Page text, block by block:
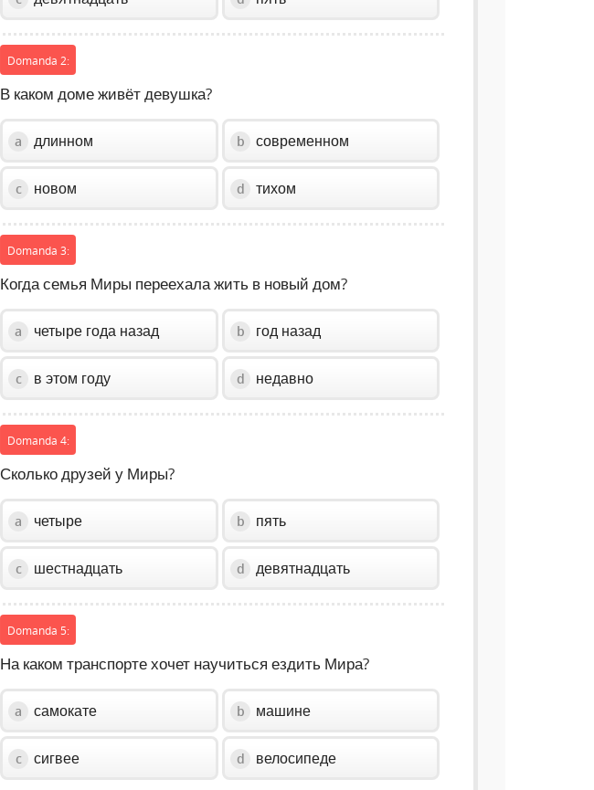
Domanda 2:
В каком доме живёт девушка?
a длинном b современном
c новом d тихом
Domanda 3:
Когда семья Миры переехала жить в новый дом?
a четыре года назад b год назад
c в этом году d недавно
Domanda 4:
Сколько друзей у Миры?
a четыре b пять
c шестнадцать d девятнадцать
Domanda 5:
На каком транспорте хочет научиться ездить Мира?
a самокате b машине
c сигвее d велосипеде